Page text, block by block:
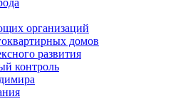
организаций
домов
развития
контроль